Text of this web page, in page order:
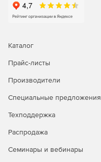
Каталог
Прайс-листы
Производители
Специальные предложения
Техподдержка
Распродажа
Семинары и вебинары